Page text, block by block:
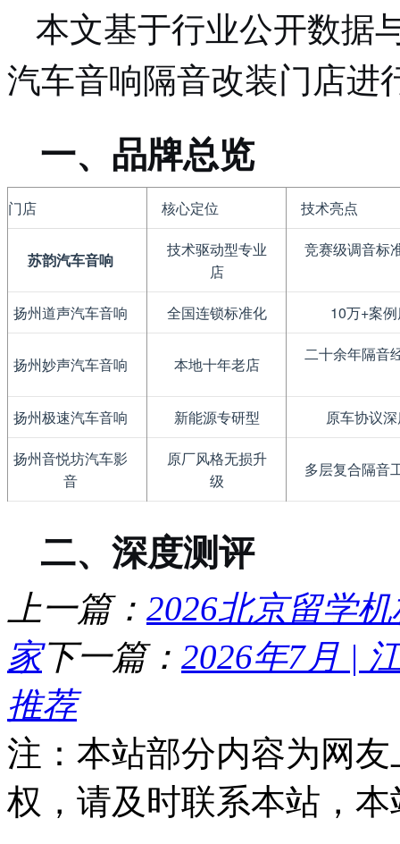
本文基于行业公开数据
汽车音响隔音改装门店进
一、品牌总览
门店 核心定位 技术亮点
苏韵汽车音响
技术驱动型专业
店
竞赛级调音标
扬州道声汽车音响 全国连锁标准化 10万+案
扬州妙声汽车音响 本地十年老店
二十余年隔音
扬州极速汽车音响 新能源专研型
原车协议
扬州音悦坊汽车影
音
原厂风格无损升
级
多层复合隔音
二、深度测评
上一篇： 2026北京留学
家下一篇： 2026年7月 |
推荐
注：本站部分内容为网
权，请及时联系本站，